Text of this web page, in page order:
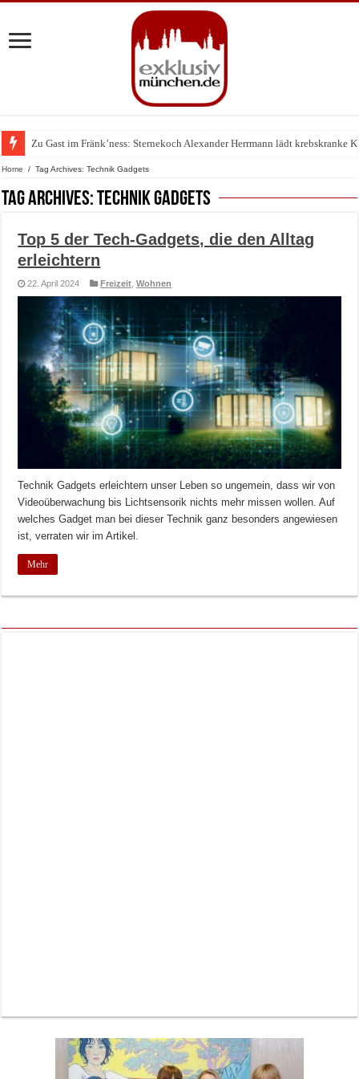
Zu Gast im Fränk’ness: Sternekoch Alexander Herrmann lädt krebskranke
Warum München gerade zum Treffpunkt der Lingerie-Branche wurde
Home / Tag Archives: Technik Gadgets
Tag Archives:Technik Gadgets
Top 5 der Tech-Gadgets, die den Alltag
erleichtern
22. April 2024 Freizeit ,Wohnen
Technik Gadgets erleichtern unser Leben so ungemein, dass wir von
Videoüberwachung bis Lichtsensorik nichts mehr missen wollen. Auf
welches Gadget man bei dieser Technik ganz besonders angewiesen
ist, verraten wir im Artikel.
Mehr